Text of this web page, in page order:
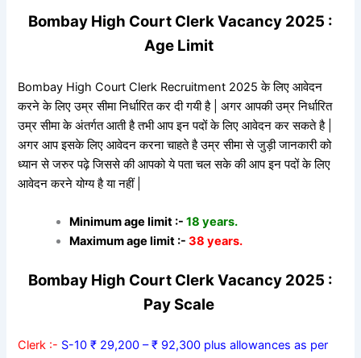
Bombay High Court Clerk Vacancy 2025 :
Age Limit
Bombay High Court Clerk Recruitment 2025 के लिए आवेदन
करने के लिए उम्र सीमा निर्धारित कर दी गयी है | अगर आपकी उम्र निर्धारित
उम्र सीमा के अंतर्गत आती है तभी आप इन पदों के लिए आवेदन कर सकते है |
अगर आप इसके लिए आवेदन करना चाहते है उम्र सीमा से जुड़ी जानकारी को
ध्यान से जरुर पढ़े जिससे की आपको ये पता चल सके की आप इन पदों के लिए
आवेदन करने योग्य है या नहीं |
Minimum age limit :- 18 years.
Maximum age limit :- 38 years.
Bombay High Court Clerk Vacancy 2025 :
Pay Scale
Clerk :- S-10 ₹ 29,200 – ₹ 92,300 plus allowances as per